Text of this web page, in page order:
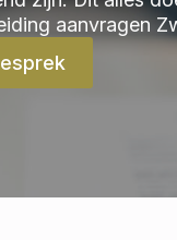
aanvragen